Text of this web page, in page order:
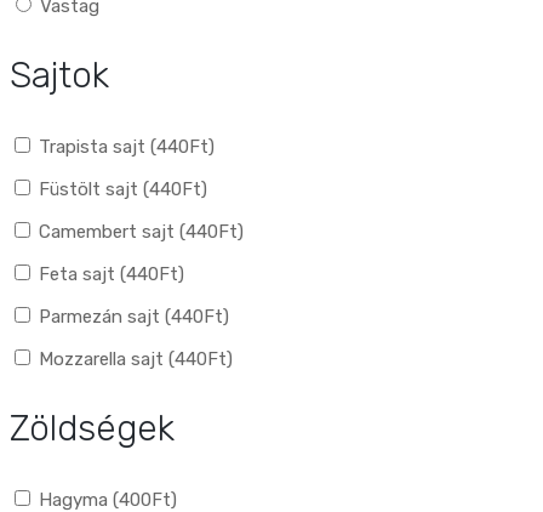
Vastag
Sajtok
Trapista sajt (440Ft)
Füstölt sajt (440Ft)
Camembert sajt (440Ft)
Feta sajt (440Ft)
Parmezán sajt (440Ft)
Mozzarella sajt (440Ft)
Zöldségek
Hagyma (400Ft)